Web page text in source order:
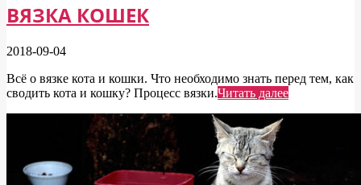
ВЯЗКА КОШЕК
2018-09-04
Всё о вязке кота и кошки. Что необходимо знать перед тем, как
сводить кота и кошку? Процесс вязки.Читать далее